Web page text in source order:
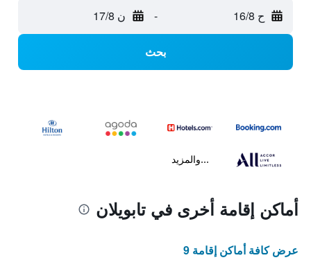
ح 16/8 - ن 17/8
بحث
...والمزيد
أماكن إقامة أخرى في تابويلان
عرض كافة أماكن إقامة 9